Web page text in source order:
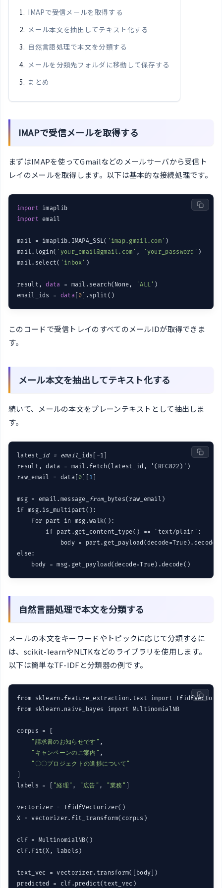
IMAPで受信メールを取得する
メール本文を抽出してテキスト化する
自然言語処理で本文を分類する
メールを分類先フォルダに移動して保存する
まとめ
IMAPで受信メールを取得する
まずはIMAPを使ってGmailなどのメールサーバから受信ト
レイのメールを取得します。以下は基本的な接続処理です。
import
import email
mail = imaplib.IMAP4_SSL( 'imap.gmail.com' )
mail.login( 'your_email@gmail.com' , 'your_password' )
mail.select( 'inbox' )
result, data = mail.search(None, 'ALL' )
email_ids = data 0
このコードで受信トレイのすべてのメールIDが取得できま
す。
メール本文を抽出してテキスト化する
続いて、メールの本文をプレーンテキストとして抽出しま
す。
latest _id = email_ ids[-1]
result, data = mail.fetch(latest_id, '(RFC822)')
raw_email = data[ 0 1
msg = email.message _from_ bytes(raw_email)
    for part in msg.walk():
        if part.get_content_type() == 'text/plain':
body =
    body = msg.get_payload(decode=True).decode()
自然言語処理で本文を分類する
メールの本文をキーワードやトピックに応じて分類するに
は、scikit-learnやNLTKなどのライブラリを使用します。
以下は簡単なTF-IDFと分類器の例です。
from sklearn.feature_extraction.text import
from sklearn.naive_bayes import MultinomialNB
corpus = [
"請求書のお知らせです" ,
"キャンペーンのご案内" ,
"〇〇プロジェクトの進捗について"
labels = [
"経理" , "広告" , "業務"
vectorizer = TfidfVectorizer()
X = vectorizer.fit_transform(corpus)
clf = MultinomialNB()
clf.fit(X, labels)
text_vec = vectorizer.transform([body])